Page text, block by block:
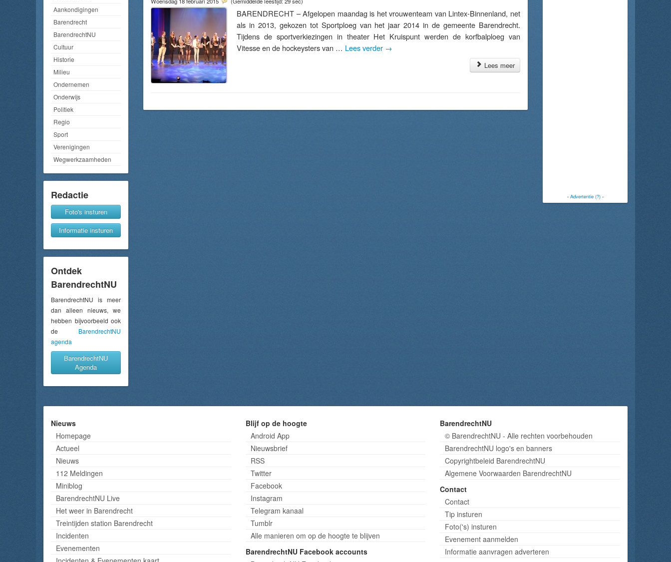
Aankondigingen
Barendrecht
BarendrechtNU
Cultuur
Historie
Milieu
Ondernemen
Onderwijs
Politiek
Regio
Sport
Verenigingen
Wegwerkzaamheden
Redactie
Foto's insturen
Informatie insturen
Ontdek
BarendrechtNU
BarendrechtNU is meer
dan alleen nieuws, we
hebben bijvoorbeeld ook
de BarendrechtNU
agenda
BarendrechtNU
Agenda
BARENDRECHT – Afgelopen maandag is het vrouwenteam van Lintex-Binnenland, net
als in 2013, gekozen tot Sportploeg van het jaar 2014 in de gemeente Barendrecht.
Tijdens de sportverkiezingen in theater Het Kruispunt werden de korfbalploeg van
Vitesse en de hockeysters van … Lees verder →
Lees meer
- Advertentie (?)-
Nieuws
Homepage
Actueel
Nieuws
112 Meldingen
Miniblog
BarendrechtNU Live
Het weer in Barendrecht
Treintijden station Barendrecht
Incidenten
Evenementen
Blijf op de hoogte
Android App
Nieuwsbrief
RSS
Twitter
Facebook
Instagram
Telegram kanaal
Tumblr
Alle manieren om op de hoogte te blijven
BarendrechtNU Facebook accounts
BarendrechtNU
© BarendrechtNU - Alle rechten voorbehouden
BarendrechtNU logo's en banners
Copyrightbeleid BarendrechtNU
Algemene Voorwaarden BarendrechtNU
Contact
Contact
Tip insturen
Foto('s) insturen
Evenement aanmelden
Informatie aanvragen adverteren